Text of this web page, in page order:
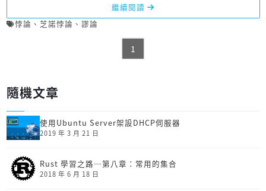
繼續閱讀
悖論 、 芝諾悖論 、 謬論
1
隨機文章
使用Ubuntu Server架設DHCP伺服器
2019 年 3 月 21 日
Rust 學習之路─第八章：常用的集合
2018 年 6 月 18 日